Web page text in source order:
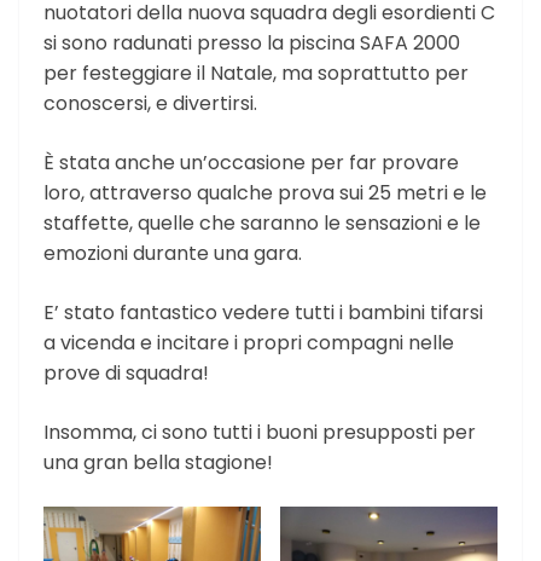
nuotatori della nuova squadra degli esordienti C
si sono radunati presso la piscina SAFA 2000
per festeggiare il Natale, ma soprattutto per
conoscersi, e divertirsi.
È stata anche un’occasione per far provare
loro, attraverso qualche prova sui 25 metri e le
staffette, quelle che saranno le sensazioni e le
emozioni durante una gara.
E’ stato fantastico vedere tutti i bambini tifarsi
a vicenda e incitare i propri compagni nelle
prove di squadra!
Insomma, ci sono tutti i buoni presupposti per
una gran bella stagione!